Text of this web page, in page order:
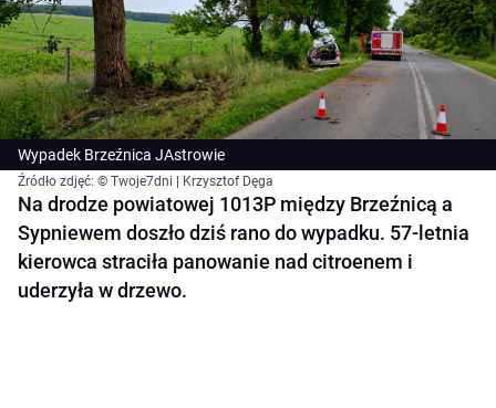
Wypadek Brzeźnica JAstrowie
Źródło zdjęć: © Twoje7dni | Krzysztof Dęga
Na drodze powiatowej 1013P między Brzeźnicą a
Sypniewem doszło dziś rano do wypadku. 57-letnia
kierowca straciła panowanie nad citroenem i
uderzyła w drzewo.